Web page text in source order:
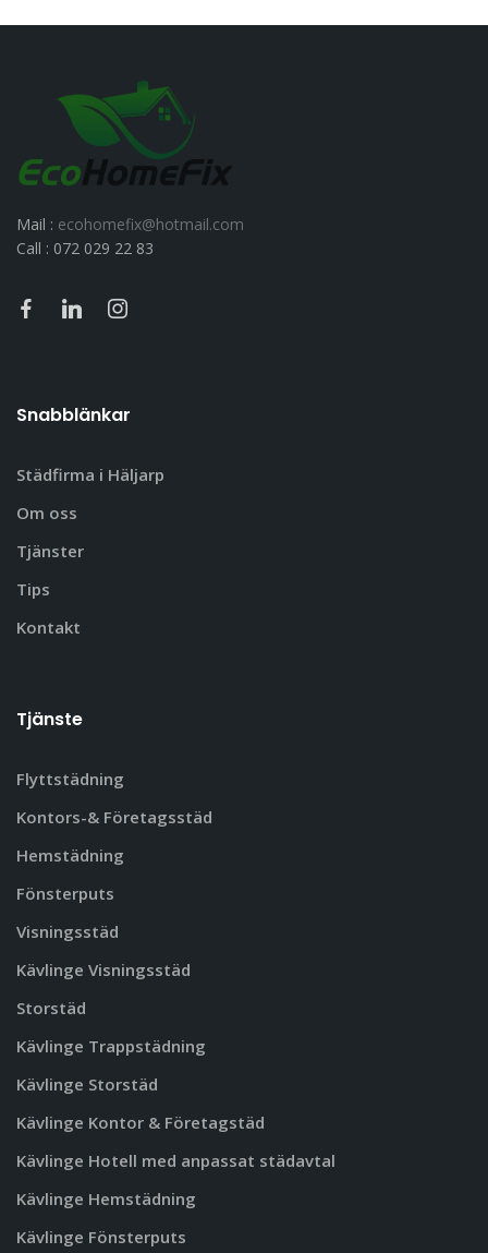
Mail : ecohomefix@hotmail.com
Call : 072 029 22 83
Snabblänkar
Städfirma i Häljarp
Om oss
Tjänster
Tips
Kontakt
Tjänste
Flyttstädning
Kontors-& Företagsstäd
Hemstädning
Fönsterputs
Visningsstäd
Kävlinge Visningsstäd
Storstäd
Kävlinge Trappstädning
Kävlinge Storstäd
Kävlinge Kontor & Företagstäd
Kävlinge Hotell med anpassat städavtal
Kävlinge Hemstädning
Kävlinge Fönsterputs